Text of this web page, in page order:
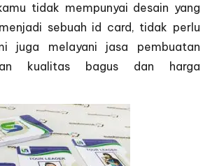
tidak mempunyai desain yang
sebuah id card, tidak perlu
juga melayani jasa pembuatan
kualitas bagus dan harga